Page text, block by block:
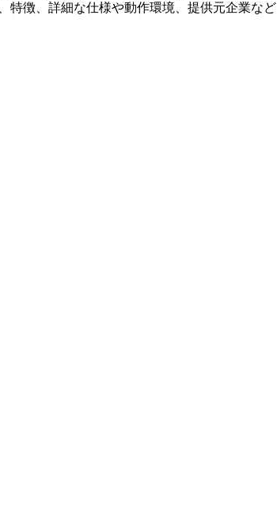
特徴、詳細な仕様や動作環境、提供元企業など